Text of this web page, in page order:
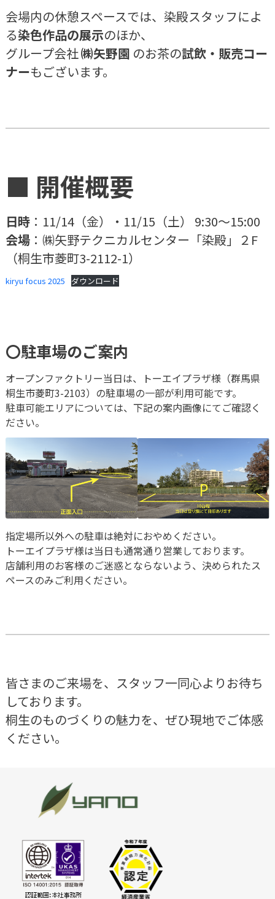
会場内の休憩スペースでは、染殿スタッフによ
る染色作品の展示のほか、
グループ会社㈱矢野園 のお茶の試飲・販売コー
ナーもございます。
■ 開催概要
日時：11/14（金）・11/15（土） 9:30～15:00
会場：㈱矢野テクニカルセンター「染殿」２F
（桐生市菱町3-2112-1）
kiryu focus 2025 ダウンロード
〇駐車場のご案内
オープンファクトリー当日は、トーエイプラザ様（群馬県
桐生市菱町3-2103）の駐車場の一部が利用可能です。
駐車可能エリアについては、下記の案内画像にてご確認く
ださい。
指定場所以外への駐車は絶対におやめください。
トーエイプラザ様は当日も通常通り営業しております。
店舗利用のお客様のご迷惑とならないよう、決められたス
ペースのみご利用ください。
皆さまのご来場を、スタッフ一同心よりお待ち
しております。
桐生のものづくりの魅力を、ぜひ現地でご体感
ください。